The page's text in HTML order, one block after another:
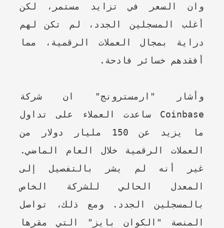
وان السعر في تزايد مستمر، لكن
أغلب المسجلين الجدد، لم تكن لهم
دراية بمجال العملات الرقمية، مما
أفقدهم خسائر فادحة.
وأشار "ارمسترونج" ان شركة
Coinbase ساعدت العملاء على تداول
ما يزيد عن 150 مليار دولار من
العملات الرقمية خلال العام الماضي.
غير أنه لم يشر بالتفصيل إلى
المعدل الحالي للشركة الخاص
بالمسجلين الجدد. ومع ذلك، تواصل
المنصة "الكوان بايز" التي مقرها